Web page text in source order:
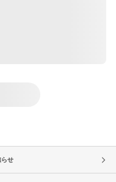
らせ